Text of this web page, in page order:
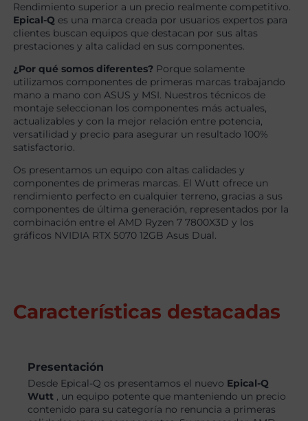
Rendimiento superior a un precio realmente competitivo.
Epical-Q es una marca creada por usuarios expertos para
clientes buscan equipos que destacan por sus altas
prestaciones y alta calidad en sus componentes.
¿Por qué somos diferentes? Porque solamente
utilizamos componentes de primeras marcas trabajando
mano a mano con ASUS y MSI. Nuestros técnicos de
montaje seleccionan los componentes más actuales,
actualizables y con la mejor relación entre potencia,
versatilidad y precio para asegurar un resultado 100%
satisfactorio.
Os presentamos un equipo con altas calidades y
componentes de primeras marcas. El Wutt ofrece un
rendimiento perfecto en cualquier terreno, gracias a sus
componentes de última generación, representados por la
combinación entre el AMD Ryzen 7 7800X3D y los
gráficos NVIDIA RTX 5070 12GB Asus Dual.
Características destacadas
Presentación
Desde Epical-Q os presentamos el nuevo Epical-Q
Wutt , un equipo potente que manteniendo un precio
contenido para su categoría no renuncia a primeras